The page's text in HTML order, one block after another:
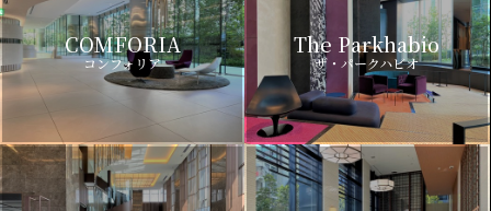
COMFORIA
コンフォリア
The Parkhabio
ザ・パークハビオ